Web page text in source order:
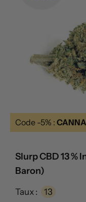
Code -5% :
Slurp CBD 13 %
Baron)
Taux : 13